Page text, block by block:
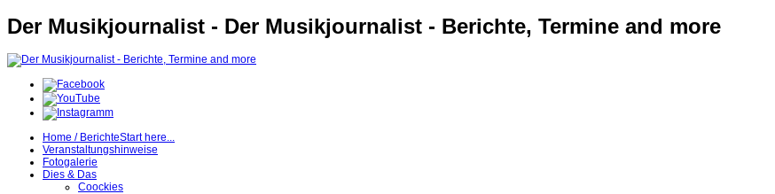
Der Musikjournalist - Der Musikjournalist - Berichte, Termine and more
Home / BerichteStart here...
Veranstaltungshinweise
Fotogalerie
Dies & Das
Coockies